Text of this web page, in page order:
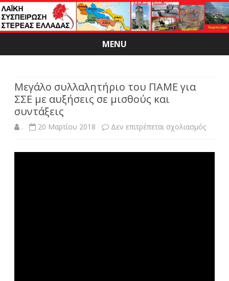
MENU
Skip
Μεγάλο συλλαλητήριο του ΠΑΜΕ για
ΣΣΕ με αυξήσεις σε μισθούς και
συντάξεις
. 20 Μαρτίου 2018 Δεν επιτρέπεται σχολιασμόςστο